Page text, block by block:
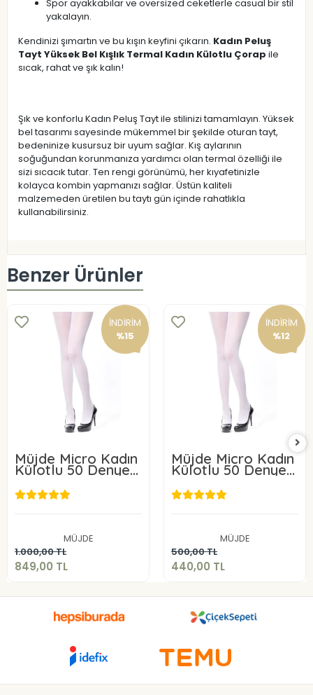
Spor ayakkabılar ve oversized ceketlerle casual bir stil
yakalayın.
Kendinizi şımartın ve bu kışın keyfini çıkarın. Kadın Peluş
Tayt Yüksek Bel Kışlık Termal Kadın Külotlu Çorap ile
sıcak, rahat ve şık kalın!
Şık ve konforlu Kadın Peluş Tayt ile stilinizi tamamlayın. Yüksek
bel tasarımı sayesinde mükemmel bir şekilde oturan tayt,
bedeninize kusursuz bir uyum sağlar. Kış aylarının
soğuğundan korunmanıza yardımcı olan termal özelliği ile
sizi sıcacık tutar. Ten rengi görünümü, her kıyafetinizle
kolayca kombin yapmanızı sağlar. Üstün kaliteli
malzemeden üretilen bu taytı gün içinde rahatlıkla
kullanabilirsiniz.
Benzer Ürünler
İNDİRİM
%15
Müjde Micro Kadın
Külotlu 50 Denye 6
ADET
MÜJDE
1.000,00 TL
849,00 TL
Sepete Ekle
İNDİRİM
%12
Müjde Micro Kadın
Külotlu 50 Denye 3
ADET
MÜJDE
500,00 TL
440,00 TL
Sepete Ekle